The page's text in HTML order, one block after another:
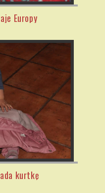
Europy
kurtkę